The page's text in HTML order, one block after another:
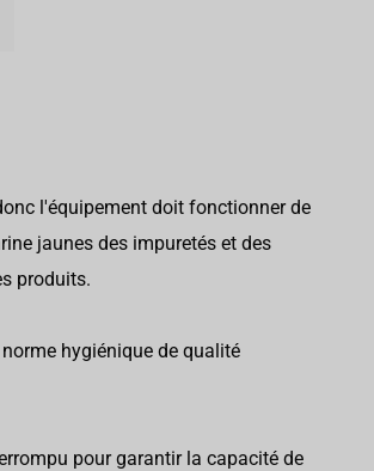
l'équipement doit fonctionner de
jaunes des impuretés et des
produits.
hygiénique de qualité
pour garantir la capacité de